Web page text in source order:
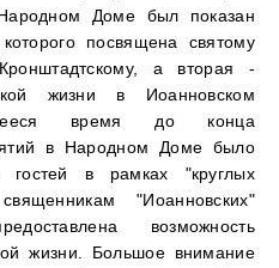
Доме был показан
посвящена святому
а вторая -
жизни в Иоанновском
время до конца
в Народном Доме было
гостей в рамках "круглых
"Иоанновских"
возможность
жизни. Большое внимание